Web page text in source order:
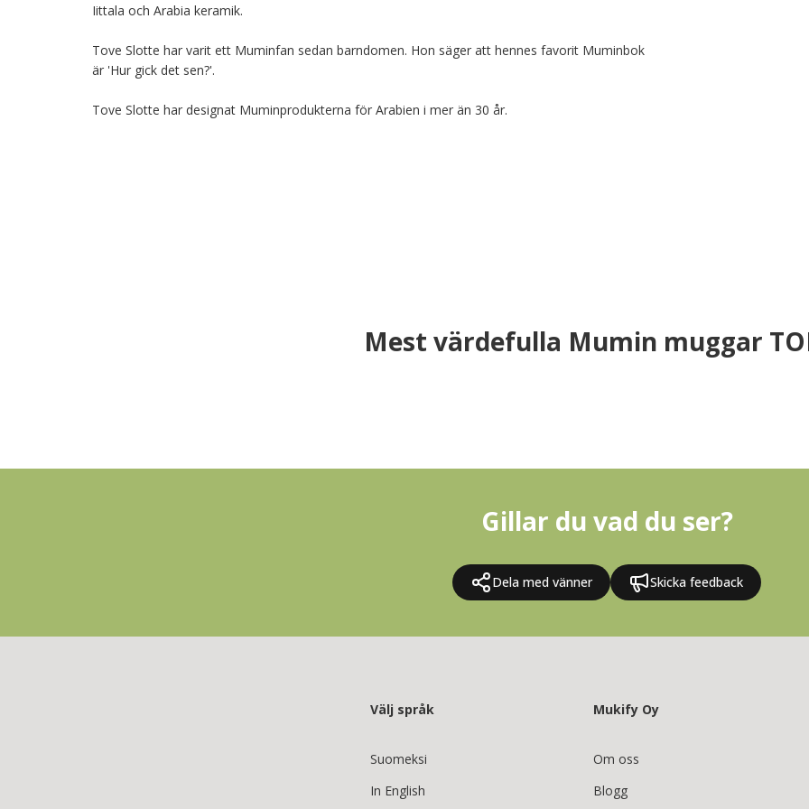
Iittala och Arabia keramik.
Tove Slotte har varit ett Muminfan sedan barndomen. Hon säger att hennes favorit Muminbok
är 'Hur gick det sen?'.
Tove Slotte har designat Muminprodukterna för Arabien i mer än 30 år.
Mest värdefulla Mumin muggar
Gillar du vad du ser?
Dela med vänner Skicka feedback
Välj språk
Suomeksi
In English
Mukify Oy
Om oss
Blogg